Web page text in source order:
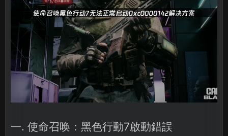
一. 使命召唤：黑色行動7啟動錯誤